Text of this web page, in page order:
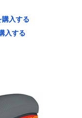
入する
入する